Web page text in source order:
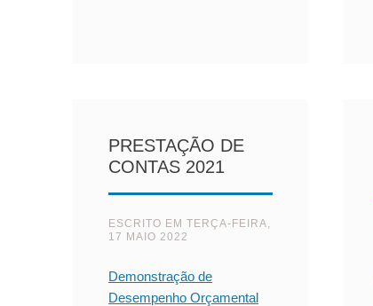
PRESTAÇÃO DE
CONTAS 2021
ESCRITO EM TERÇA-FEIRA,
17 MAIO 2022
Demonstração de
Desempenho Orçamental